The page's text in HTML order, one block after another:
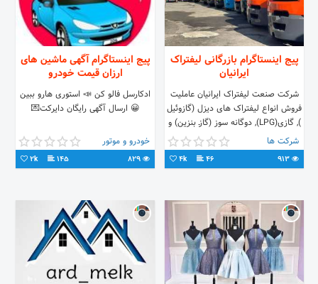
پیج اینستاگرام بازرگانی لیفتراک
ایرانیان
شرکت صنعت لیفتراک ایرانیان عاملیت
فروش انواع لیفتراک های دیزل ‍‍‍(گازوئیل
), گازی(LPG), دوگانه سوز (گازـ بنزین) و
برقی (باطری-شارژی) در تناژ 1 الی 40
تن در برندهای تویوتا و کوماتسو. این
شرکت آمادگی عقد قرارداد جهت
سنگین راهسازی و ساختمانی از قبیل
لیفتراک، لودر، بولدوزر و جرثقیل در
سایت مشتری و یا تعمیرگاه مرکزی
لیفتراک ایرانیان به همراه گارانتی می
باشد. دفتر فروش تهران: ☎️ 021-
56716179 📲 09122168474
شرکت ها
46
4k
پیج اینستاگرام آگهی ماشین های
ارزان قیمت خودرو
ادکارسل فالو کن 📣 استوری هارو ببین
😀 ارسال آگهی رایگان دایرکت💌
خودرو و موتور
145
2k